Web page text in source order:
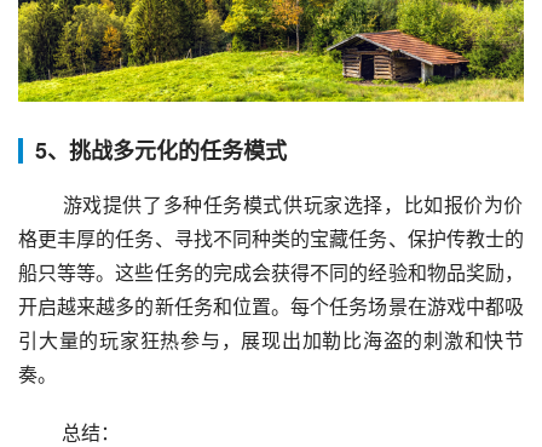
5、挑战多元化的任务模式
格更丰厚的任务、寻找不同种类的宝藏任务、保护传教士的
船只等等。这些任务的完成会获得不同的经验和物品奖励，
开启越来越多的新任务和位置。每个任务场景在游戏中都吸
引大量的玩家狂热参与，展现出加勒比海盗的刺激和快节
奏。
总结：